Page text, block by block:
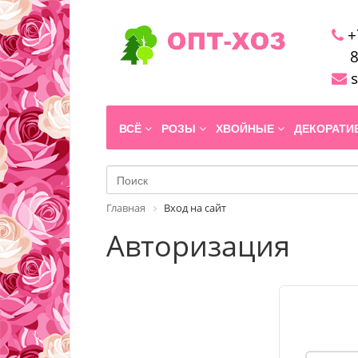
ВСЁ РОЗЫ ХВОЙНЫЕ
Главная Вход на сайт
Авторизация